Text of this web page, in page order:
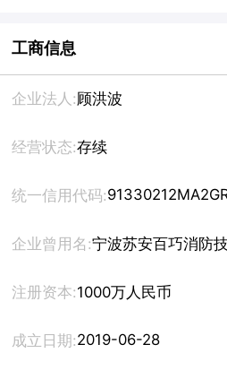
工商信息
企业法人:顾洪波
经营状态:存续
统一信用代码:
企业曾用名:宁波苏安百巧消防
注册资本:1000万人民币
成立日期:2019-06-28